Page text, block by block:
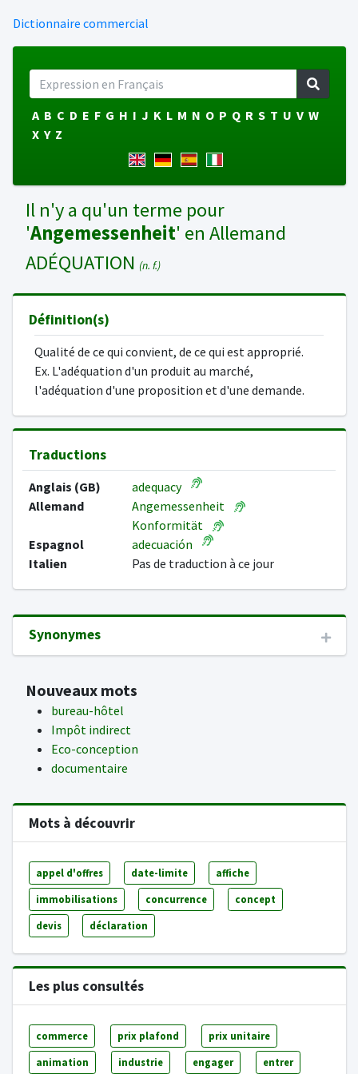
Dictionnaire commercial
A B C D E F G H I J K L M N O P Q R S T U V W
X Y Z
Il n'y a qu'un terme pour
'Angemessenheit' en Allemand
ADÉQUATION (n. f.)
Définition(s)
Qualité de ce qui convient, de ce qui est approprié.
Ex. L'adéquation d'un produit au marché,
l'adéquation d'une proposition et d'une demande.
Traductions
Anglais (GB)
adequacy
Allemand
Angemessenheit
Konformität
Espagnol
adecuación
Italien
Pas de traduction à ce jour
Synonymes
Nouveaux mots
bureau-hôtel
Impôt indirect
Eco-conception
documentaire
Mots à découvrir
appel d'offres date-limite affiche
immobilisations concurrence concept
devis déclaration
Les plus consultés
commerce prix plafond prix unitaire
animation industrie engager entrer